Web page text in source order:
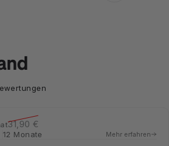
31,90 €
12 Monate Mehr erfahren